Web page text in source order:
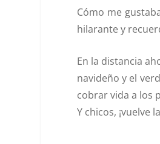
Cómo me
hilarante y
En la distancia
navideño y el
cobrar vida a los
Y chicos, ¡vuelve